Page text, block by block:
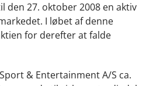
den 27. oktober 2008 en aktiv
I løbet af denne
for derefter at falde
& Entertainment A/S ca.